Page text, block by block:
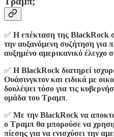
✅ Η επέκταση της BlackRock
την αυξανόμενη συζήτηση
αυξημένο αμερικανικό
✅ Η BlackRock διατηρεί
Ουάσινγκτον και ειδικά με
δουλέψει τόσο για τις
ομάδα του Τραμπ.
✅ Με την BlackRock να
ο Τραμπ θα μπορούσε να
πίεσης για να ενισχύσει την